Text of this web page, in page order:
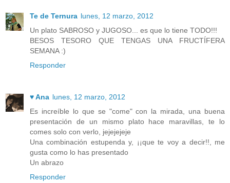
Te de Ternura lunes, 12 marzo, 2012
Un plato SABROSO y JUGOSO... es que lo tiene TODO!!!
BESOS TESORO QUE TENGAS UNA FRUCTÍFERA
SEMANA :)
Responder
♥ Ana lunes, 12 marzo, 2012
Es increíble lo que se "come" con la mirada, una buena
presentación de un mismo plato hace maravillas, te lo
comes solo con verlo, jejejejeje
Una combinación estupenda y, ¡¡que te voy a decir!!, me
gusta como lo has presentado
Un abrazo
Responder